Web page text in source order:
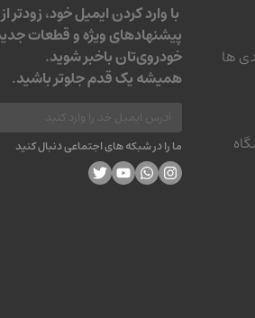
ها
با وارد کردن ایمیل خود، زودتر
پیشنهادهای ویژه و قطعات
خودروی‌تان باخبر شوید.
همیشه یک قدم جلوتر باشید.
ما را در شبکه های اجتماعی دنبال کنید